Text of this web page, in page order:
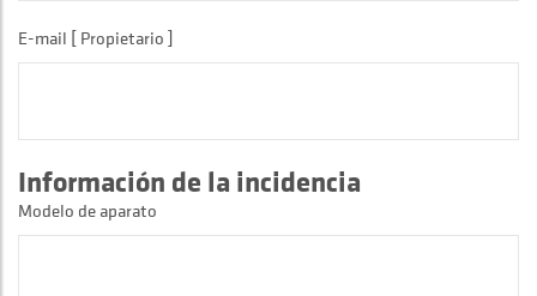
E-mail [ Propietario ]
Información de la incidencia
Modelo de aparato